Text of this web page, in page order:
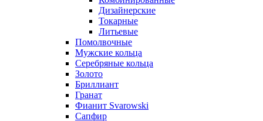
Дизайнерские
Токарные
Литьевые
Помолвочные
Мужские кольца
Серебряные кольца
Золото
Бриллиант
Гранат
Фианит Svarowski
Сапфир